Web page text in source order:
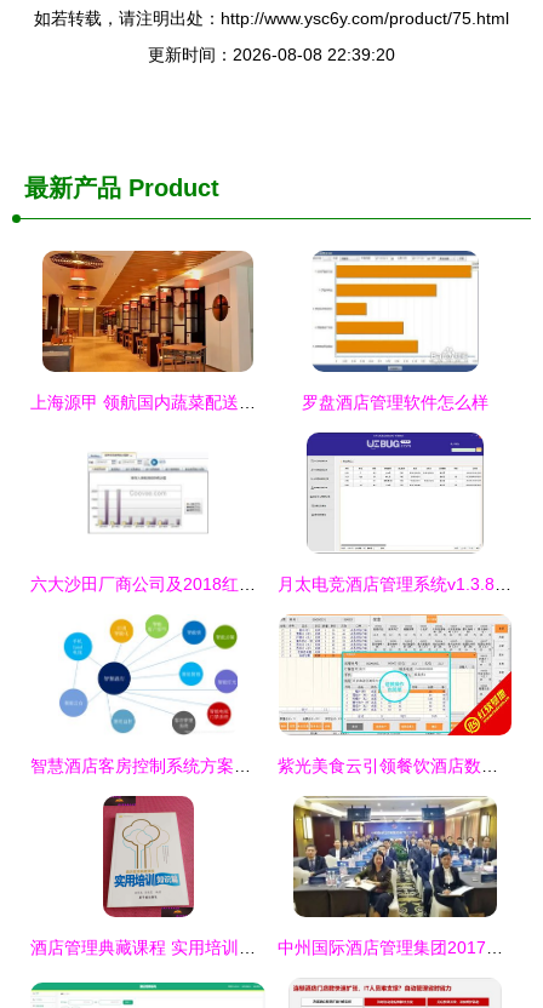
如若转载，请注明出处：http://www.ysc6y.com/product/75.html
更新时间：2026-08-08 22:39:20
最新产品 Product
罗盘酒店管理软件怎么样